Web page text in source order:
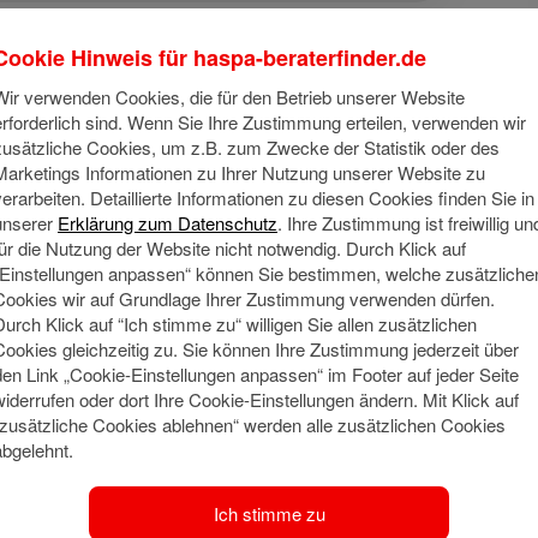
mich
mein erstes Sparbuch habe ich bei der Haspa eröffnet.
Vermögensberater tätig und seit über 20 Jahren in der
Meine
Social Media
Hinweis für haspa-beraterfinder.de
verwenden Cookies, die für den Betrieb unserer Website
sind. Wenn Sie Ihre Zustimmung erteilen, verwenden wir
Cookies, um z.B. zum Zwecke der Statistik oder des
Informationen zu Ihrer Nutzung unserer Website zu
Detaillierte Informationen zu diesen Cookies finden Sie in
Erklärung zum Datenschutz. Ihre Zustimmung ist freiwillig
die Nutzung der Website nicht notwendig. Durch Klick auf
anpassen“ können Sie bestimmen, welche
wir auf Grundlage Ihrer Zustimmung verwenden dürfen.
Klick auf “Ich stimme zu“ willigen Sie allen zusätzlichen
gleichzeitig zu. Sie können Ihre Zustimmung jederzeit über
Link „Cookie-Einstellungen anpassen“ im Footer auf jeder Seite
oder dort Ihre Cookie-Einstellungen ändern. Mit Klick auf
Cookies ablehnen“ werden alle zusätzlichen Cookies
Ich stimme zu